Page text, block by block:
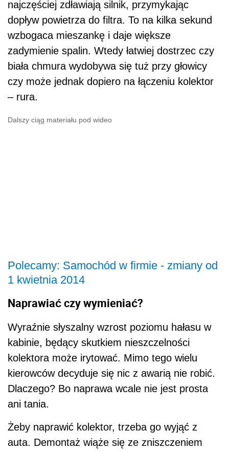
najczęściej zdławiają silnik, przymykając
dopływ powietrza do filtra. To na kilka sekund
wzbogaca mieszankę i daje większe
zadymienie spalin. Wtedy łatwiej dostrzec czy
biała chmura wydobywa się tuż przy głowicy
czy może jednak dopiero na łączeniu kolektor
– rura.
Dalszy ciąg materiału pod wideo
Polecamy: Samochód w firmie - zmiany od
1 kwietnia 2014
Naprawiać czy wymieniać?
Wyraźnie słyszalny wzrost poziomu hałasu w
kabinie, będący skutkiem nieszczelności
kolektora może irytować. Mimo tego wielu
kierowców decyduje się nic z awarią nie robić.
Dlaczego? Bo naprawa wcale nie jest prosta
ani tania.
Żeby naprawić kolektor, trzeba go wyjąć z
auta. Demontaż wiąże się ze zniszczeniem